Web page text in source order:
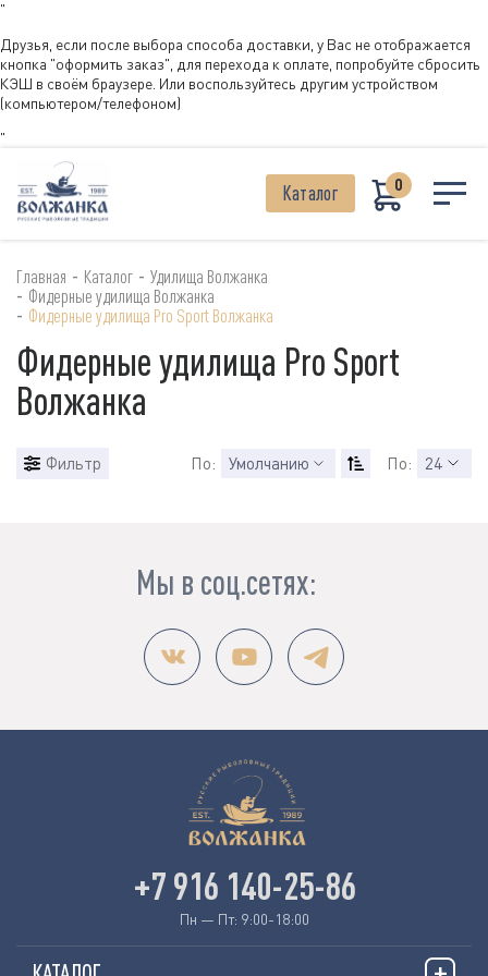
"
Друзья, если после выбора способа доставки, у Вас не отображается
кнопка "оформить заказ", для перехода к оплате, попробуйте сбросить
КЭШ в своём браузере. Или воспользуйтесь другим устройством
(компьютером/телефоном)
"
Каталог 0
Главная - Каталог - Удилища Волжанка
- Фидерные удилища Волжанка
- Фидерные удилища Pro Sport Волжанка
Фидерные удилища Pro Sport
Волжанка
Фильтр По: Умолчанию По: 24
Мы в соц.сетях:
+7 916 140-25-86
Пн — Пт: 9:00-18:00